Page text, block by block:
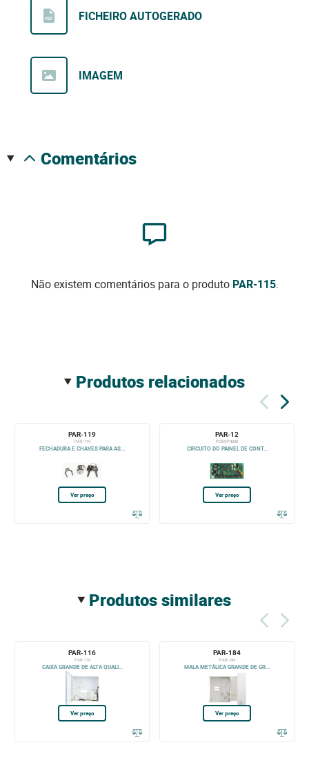
FICHEIRO AUTOGERADO
IMAGEM
comentários
Não existem comentários para o produto PAR-115.
produtos relacionados
PAR-119
PAR-119
FECHADURA E CHAVES PARA AS...
Ver preço
PAR-12
PCBSP4000
CIRCUITO DO PAINEL DE CONT...
Ver preço
produtos similares
PAR-116
PAR-116
CAIXA GRANDE DE ALTA QUALI...
Ver preço
PAR-184
PAR-184
MALA METÁLICA GRANDE DE GR...
Ver preço